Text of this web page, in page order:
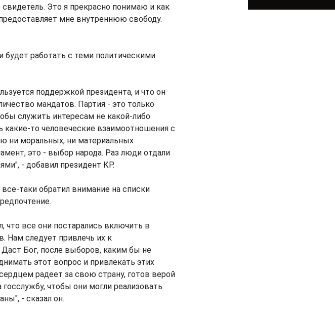
Это я прекрасно понимаю и как
мне внутреннюю свободу.
работать с теми политическими
поддержкой президента, и что он
мандатов. Партия - это только
служить интересам не какой-либо
какие-то человеческие взаимоотношения с
ни моральных, ни материальных
это - выбор народа. Раз люди отдали
- добавил президент КР.
таки обратил внимание на списки
что все они постарались включить в
Нам следует привлечь их к
Бог, после выборов, каким бы не
этот вопрос и привлекать этих
радеет за свою страну, готов верой
чтобы они могли реализовать
- сказал он.